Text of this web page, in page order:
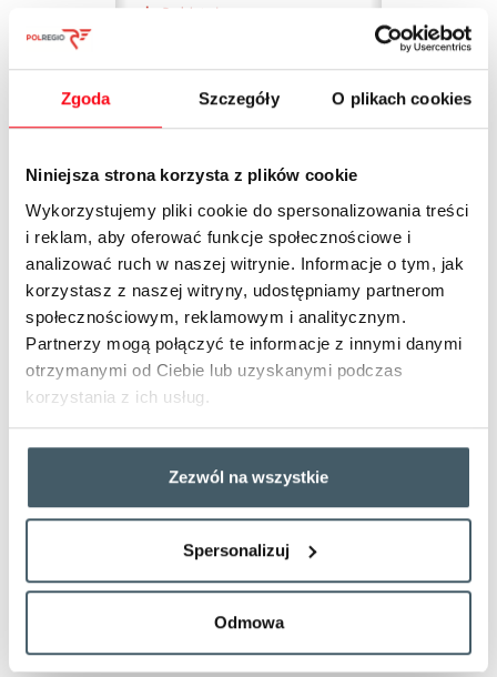
Zgoda Szczegóły O plikach cookies
Niniejsza strona korzysta z plików cookie
Wykorzystujemy pliki cookie do spersonalizowania treści
i reklam, aby oferować funkcje społecznościowe i
analizować ruch w naszej witrynie. Informacje o tym, jak
korzystasz z naszej witryny, udostępniamy partnerom
społecznościowym, reklamowym i analitycznym.
Partnerzy mogą połączyć te informacje z innymi danymi
otrzymanymi od Ciebie lub uzyskanymi podczas
korzystania z ich usług.
Zezwól na wszystkie
Spersonalizuj
Odmowa
Zakup biletów w aplikacji
■ Dodaj stację początkową i docelową.
Ciebie terminie i koszcie!
■ Możesz dokupić do swojego biletu opcję przewozu
■ Teraz wystarczy tylko wybrać formę płatności – karta